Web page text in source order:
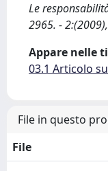
Le
2965. -
Appare nelle
03.1 Articolo
File in questo
File